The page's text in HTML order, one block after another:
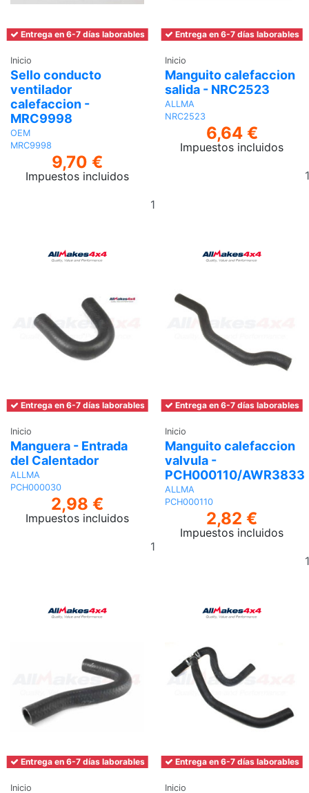
Entrega en 6-7 días laborables
Inicio
Sello conducto
ventilador
calefaccion -
MRC9998
OEM
MRC9998
9,70 €
Impuestos incluidos
Entrega en 6-7 días laborables
Inicio
Manguito calefaccion
salida - NRC2523
ALLMA
NRC2523
6,64 €
Impuestos incluidos
Entrega en 6-7 días laborables
Inicio
Manguera - Entrada
del Calentador
ALLMA
PCH000030
2,98 €
Impuestos incluidos
Añadir
Entrega en 6-7 días laborables
Inicio
Manguito calefaccion
valvula -
PCH000110/AWR3833
ALLMA
PCH000110
2,82 €
Impuestos incluidos
Entrega en 6-7 días laborables
Inicio
Entrega en 6-7 días laborables
Inicio